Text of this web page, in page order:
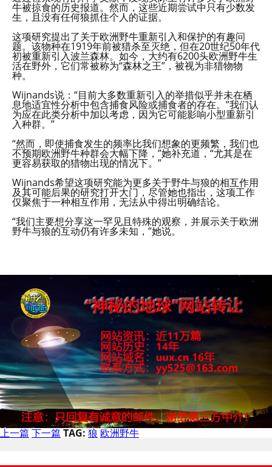
牛被掠食的历史报道。然而，这些近期尝试中只有少数发
生，且没有任何狼抓住个人的证据。
这项研究提出了关于欧洲野牛重新引入和保护的有趣问
题。该物种在1919年前被猎杀至灭绝，但在20世纪50年代
初被重新引入波兰森林。如今，大约有6200头欧洲野牛生
活在野外，它们常被称为“森林之王”，被视为非猎物物
种。
Wijnands说：“目前大多数重新引入的举措似乎并未在栖
息地适宜性分析中包含捕食风险或捕食者的存在。”我们认
为应在此类分析中加以考虑，因为它可能影响小型重新引
入种群。”
“然而，即使捕食发生的频率比我们想象的更频繁，我们也
不预期欧洲野牛种群会大幅下降，”她补充道，“尤其是在
更容易获取的猎物出现的情况下。”
Wijnands希望这项研究能为更多关于野牛与狼的相互作用
及其可能后果的研究打开大门，尽管她也指出，这项工作
仅聚焦于一种相互作用，无法从中得出明确结论。
“我们主要想分享这一罕见且特殊的观察，并展示关于欧洲
野牛与狼的互动仍有许多未知，”她说。
上一篇下一篇TAG:狼欧洲野牛